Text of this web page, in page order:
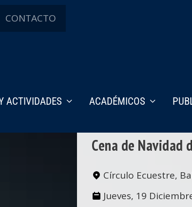
CONTACTO
ACTIVIDADES ACADÉMICOS
Cena de Navidad
Círculo Ecuestre,
Jueves, 19